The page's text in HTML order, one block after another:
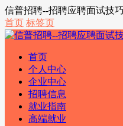
信普招聘--招聘应聘面试技
首页 标签页
首页
个人中心
企业中心
招聘信息
就业指南
高端就业